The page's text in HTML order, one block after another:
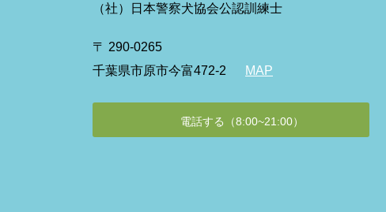
（社）日本警察犬協会公認訓練士
〒 290-0265
千葉県市原市今富472-2
MAP
電話する（8:00~21:00）